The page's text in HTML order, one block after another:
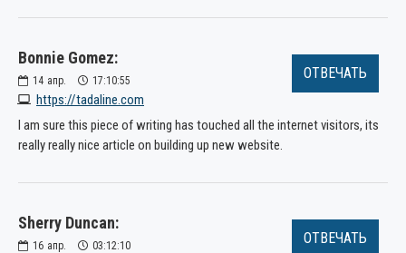
Bonnie Gomez:
14 апр. 17:10:55
https://tadaline.com
ОТВЕЧАТЬ
I am sure this piece of writing has touched all the internet visitors, its
really really nice article on building up new website.
Sherry Duncan:
16 апр. 03:12:10 ОТВЕЧАТЬ